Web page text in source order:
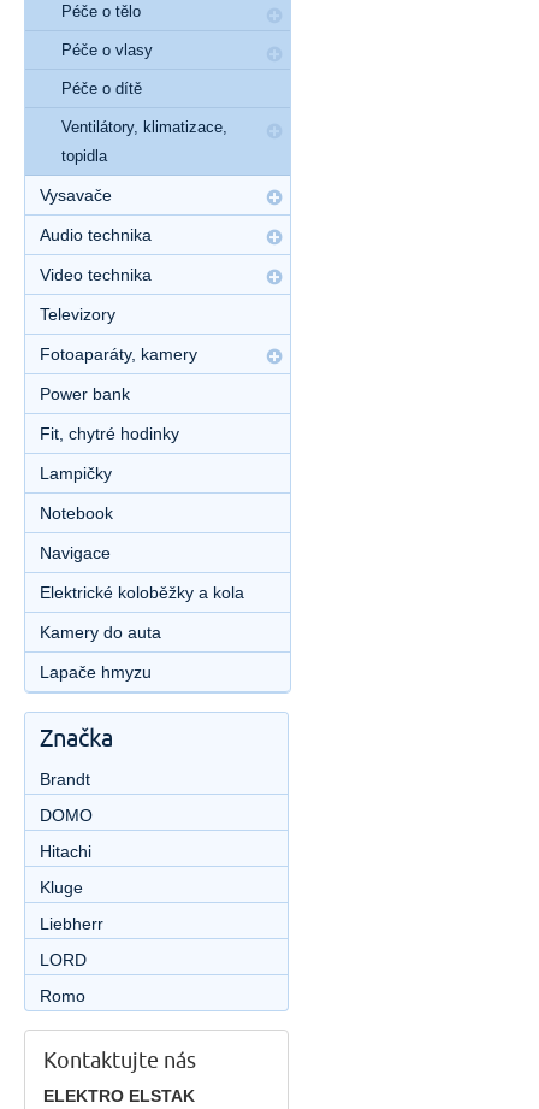
Péče o tělo
Péče o vlasy
Péče o dítě
Ventilátory, klimatizace,
topidla
Vysavače
Audio technika
Video technika
Televizory
Fotoaparáty, kamery
Power bank
Fit, chytré hodinky
Lampičky
Notebook
Navigace
Elektrické koloběžky a kola
Kamery do auta
Lapače hmyzu
Značka
Brandt
DOMO
Hitachi
Kluge
Liebherr
LORD
Romo
Kontaktujte nás
ELEKTRO ELSTAK